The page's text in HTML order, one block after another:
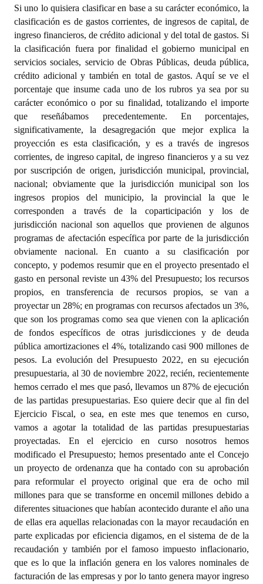
Si uno lo quisiera clasificar en base a su carácter económico, la
clasificación es de gastos corrientes, de ingresos de capital, de
ingreso financieros, de crédito adicional y del total de gastos. Si
la clasificación fuera por finalidad el gobierno municipal en
servicios sociales, servicio de Obras Públicas, deuda pública,
crédito adicional y también en total de gastos. Aquí se ve el
porcentaje que insume cada uno de los rubros ya sea por su
carácter económico o por su finalidad, totalizando el importe
que reseñábamos precedentemente. En porcentajes,
significativamente, la desagregación que mejor explica la
proyección es esta clasificación, y es a través de ingresos
corrientes, de ingreso capital, de ingreso financieros y a su vez
por suscripción de origen, jurisdicción municipal, provincial,
nacional; obviamente que la jurisdicción municipal son los
ingresos propios del municipio, la provincial la que le
corresponden a través de la coparticipación y los de
jurisdicción nacional son aquellos que provienen de algunos
programas de afectación específica por parte de la jurisdicción
obviamente nacional. En cuanto a su clasificación por
concepto, y podemos resumir que en el proyecto presentado el
gasto en personal reviste un 43% del Presupuesto; los recursos
propios, en transferencia de recursos propios, se van a
proyectar un 28%; en programas con recursos afectados un 3%,
que son los programas como sea que vienen con la aplicación
de fondos específicos de otras jurisdicciones y de deuda
pública amortizaciones el 4%, totalizando casi 900 millones de
pesos. La evolución del Presupuesto 2022, en su ejecución
presupuestaria, al 30 de noviembre 2022, recién, recientemente
hemos cerrado el mes que pasó, llevamos un 87% de ejecución
de las partidas presupuestarias. Eso quiere decir que al fin del
Ejercicio Fiscal, o sea, en este mes que tenemos en curso,
vamos a agotar la totalidad de las partidas presupuestarias
proyectadas. En el ejercicio en curso nosotros hemos
modificado el Presupuesto; hemos presentado ante el Concejo
un proyecto de ordenanza que ha contado con su aprobación
para reformular el proyecto original que era de ocho mil
millones para que se transforme en oncemil millones debido a
diferentes situaciones que habían acontecido durante el año una
de ellas era aquellas relacionadas con la mayor recaudación en
parte explicadas por eficiencia digamos, en el sistema de de la
recaudación y también por el famoso impuesto inflacionario,
que es lo que la inflación genera en los valores nominales de
facturación de las empresas y por lo tanto genera mayor ingreso